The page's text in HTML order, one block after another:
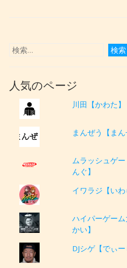
人気のページ
川田【かわた】
まんぜう【まん
ムラッシュゲ
んぐ】
イワラジ【いわ
ハイパーゲー
かい】
DJシゲ【でぃー